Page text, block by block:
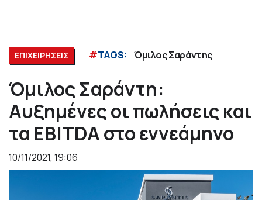
ΕΠΙΧΕΙΡΗΣΕΙΣ #TAGS: Όμιλος Σαράντης
Όμιλος Σαράντη:
Αυξημένες οι πωλήσεις και
τα EBITDA στο εννεάμηνο
10/11/2021, 19:06